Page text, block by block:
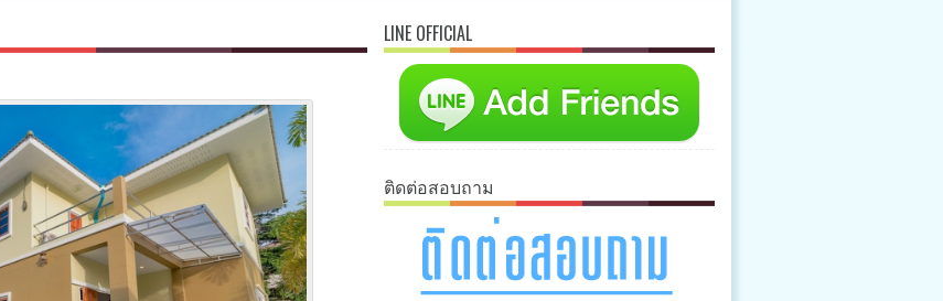
LINE OFFICIAL
ติดต่อสอบถาม